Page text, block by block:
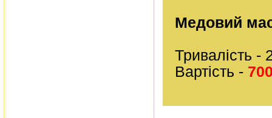
Медовий
Тривалість -
Вартість -